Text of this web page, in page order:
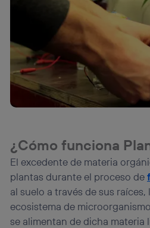
¿Cómo funciona
El excedente de materia
plantas durante el proceso de
al suelo a través de sus
ecosistema de
se alimentan de dicha
que hayan dado su
Si utilizas
datos móviles
, el
personalizado, ya que se
navegación del usuario del
Puedes gestionar los
“Administrar Utiq” en la parte
visitando el
portal de
(“consenthub”). Para más
la política de privacidad de